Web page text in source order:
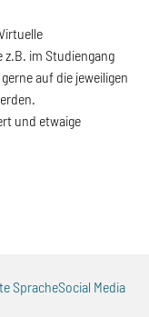
z.B. im Studiengang
auf die jeweiligen
und etwaige
SpracheSocial Media